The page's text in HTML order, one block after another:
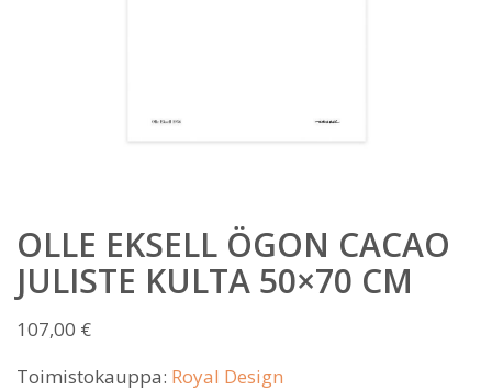
OLLE EKSELL ÖGON CACAO
JULISTE KULTA 50×70 CM
107,00 €
Toimistokauppa: Royal Design